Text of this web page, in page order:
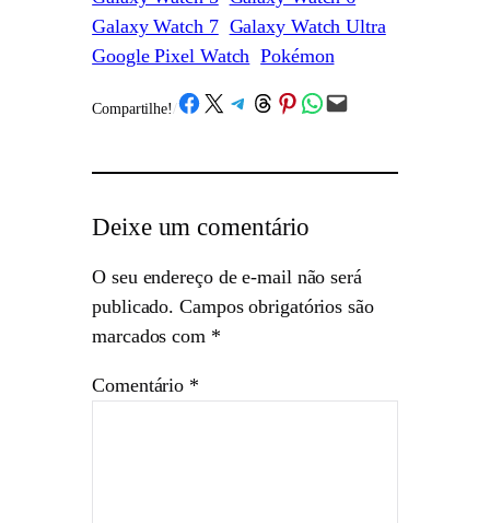
Galaxy Watch 7 Galaxy Watch Ultra
Google Pixel Watch Pokémon
Compartilhe! /Share on Facebook
Share on X Share on Telegram
Share on Threads
Share on Pinterest
Share on WhatsApp
Email this Page
Deixe um comentário
O seu endereço de e-mail não será
publicado. Campos obrigatórios são
marcados com *
Comentário *